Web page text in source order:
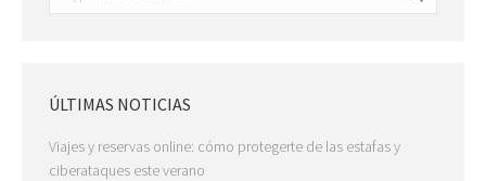
ÚLTIMAS NOTICIAS
Viajes y reservas online: cómo protegerte de las estafas y
ciberataques este verano